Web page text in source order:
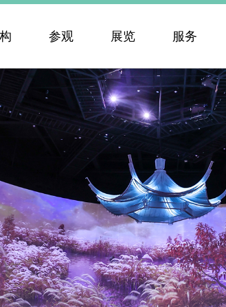
参观 展览 服务